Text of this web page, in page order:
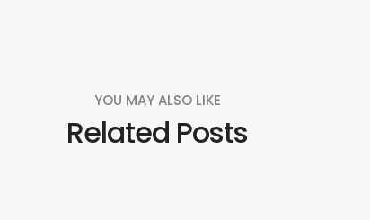
YOU MAY ALSO LIKE
Related Posts